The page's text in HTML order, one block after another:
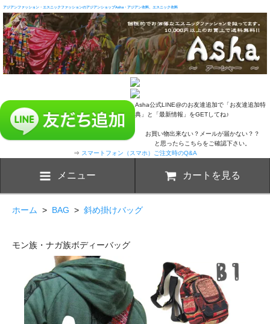
アジアンファッション・エスニックファッションのアジアンショップAsha・アジアン衣料、エスニック衣料
Asha公式LINE@のお友達追加で「お友達追加特
典」と「最新情報」をGETしてね♪
お買い物出来ない？メールが届かない？？
と思ったらこちらをご確認下さい。
⇒ スマートフォン（スマホ）ご注文時のQ&A
メニュー カートを見る
ホーム > BAG > 斜め掛けバッグ
モン族・ナガ族ボディーバッグ